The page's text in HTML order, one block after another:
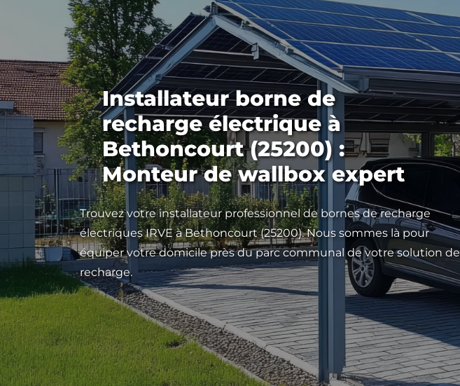
Installateur borne de
recharge électrique à
Bethoncourt (25200) :
Monteur de wallbox expert
Trouvez votre installateur professionnel de bornes de recharge
électriques IRVE à Bethoncourt (25200). Nous sommes là pour
équiper votre domicile près du parc communal de votre solution de
recharge.